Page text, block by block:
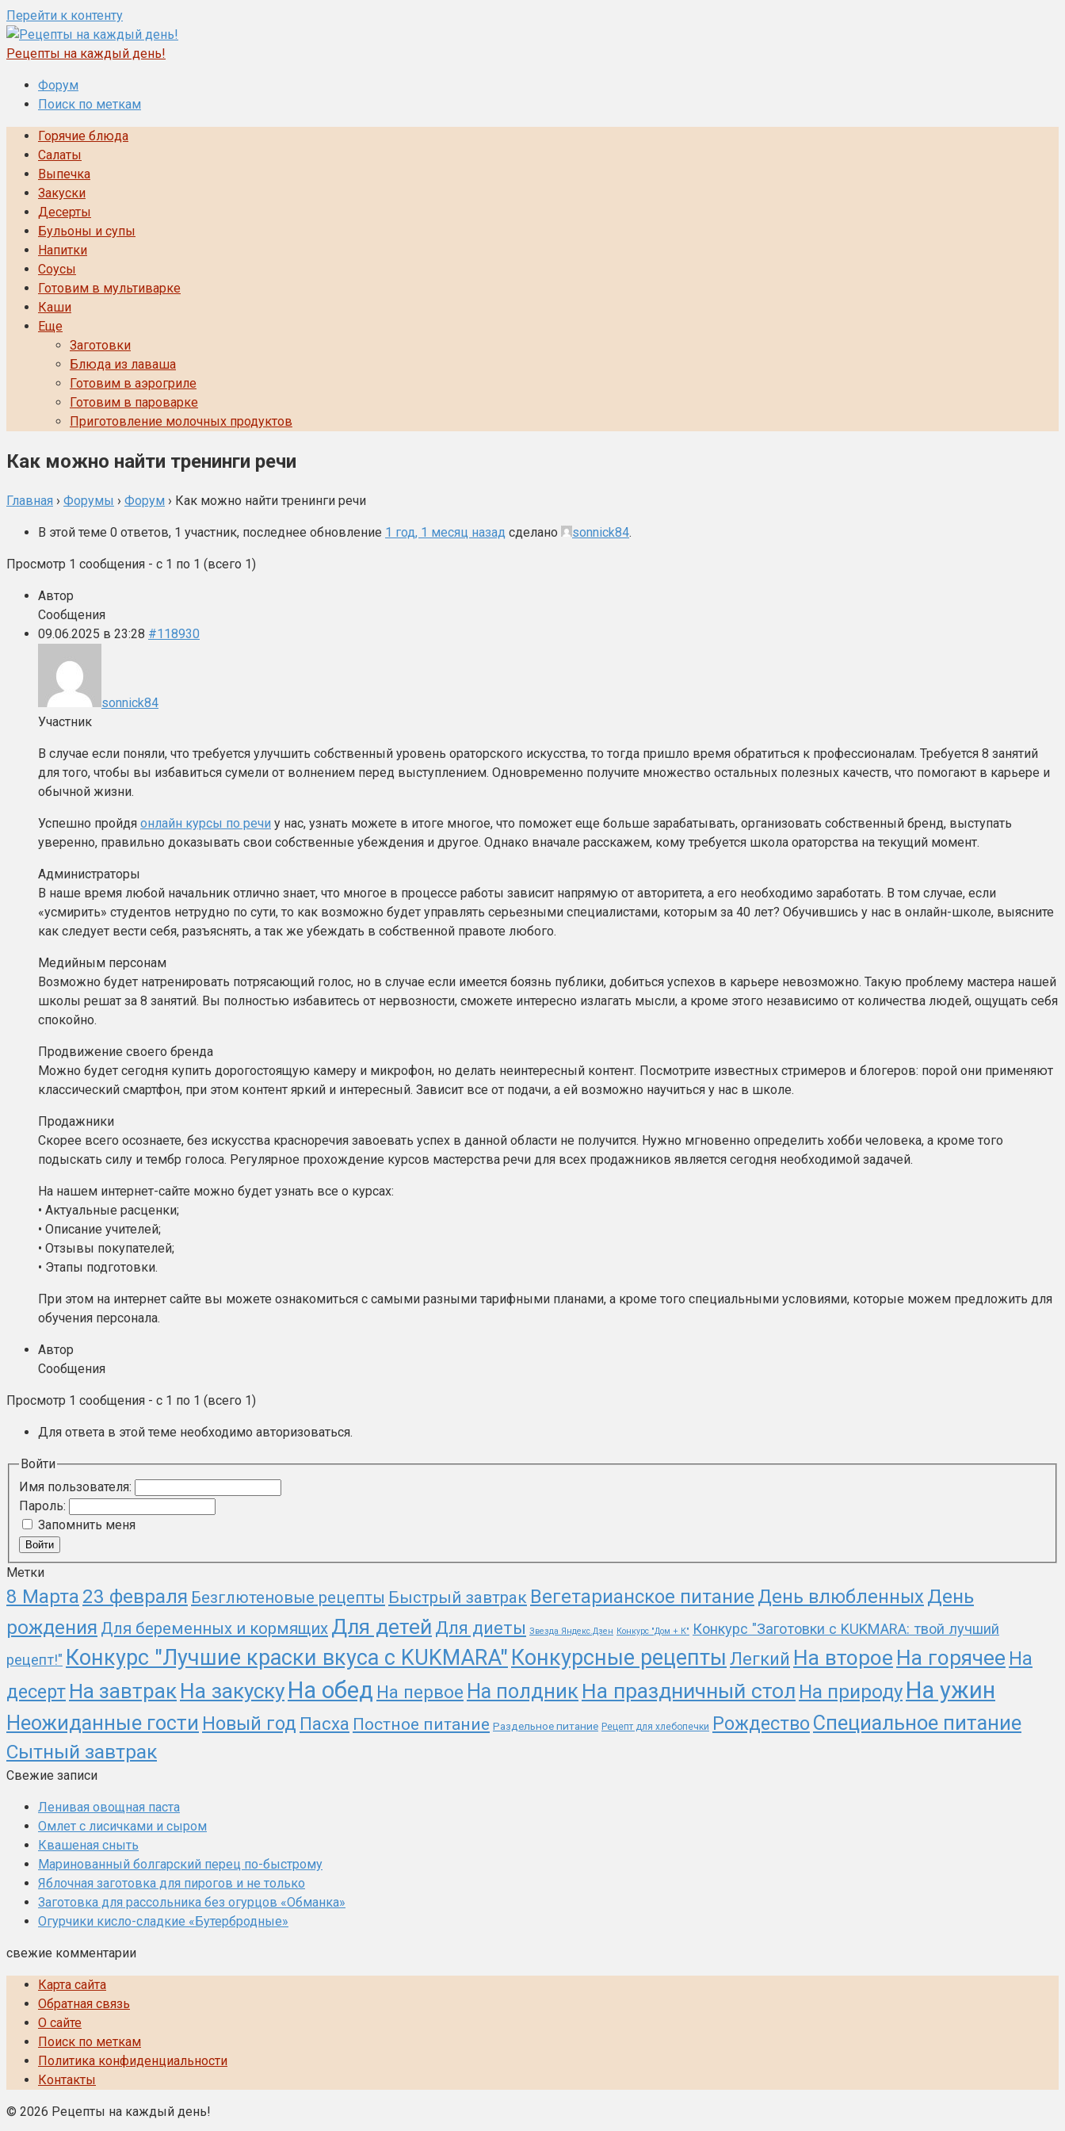
Перейти к контенту
Рецепты на каждый день!
Форум
Поиск по меткам
Горячие блюда
Салаты
Выпечка
Закуски
Десерты
Бульоны и супы
Напитки
Соусы
Готовим в мультиварке
Каши
Еще
Заготовки
Блюда из лаваша
Готовим в аэрогриле
Готовим в пароварке
Приготовление молочных продуктов
Как можно найти тренинги речи
Главная › Форумы › Форум › Как можно найти тренинги речи
В этой теме 0 ответов, 1 участник, последнее обновление 1 год, 1 месяц назад сделано sonnick84.
Просмотр 1 сообщения - с 1 по 1 (всего 1)
Автор
Сообщения
09.06.2025 в 23:28 #118930
sonnick84
Участник
В случае если поняли, что требуется улучшить собственный уровень ораторского искусства, то тогда пришло время обратиться к профессионалам. Требуется 8 занятий
для того, чтобы вы избавиться сумели от волнением перед выступлением. Одновременно получите множество остальных полезных качеств, что помогают в карьере и
обычной жизни.
Успешно пройдя онлайн курсы по речи у нас, узнать можете в итоге многое, что поможет еще больше зарабатывать, организовать собственный бренд, выступать
уверенно, правильно доказывать свои собственные убеждения и другое. Однако вначале расскажем, кому требуется школа ораторства на текущий момент.
Администраторы
В наше время любой начальник отлично знает, что многое в процессе работы зависит напрямую от авторитета, а его необходимо заработать. В том случае, если
«усмирить» студентов нетрудно по сути, то как возможно будет управлять серьезными специалистами, которым за 40 лет? Обучившись у нас в онлайн-школе, выясните
как следует вести себя, разъяснять, а так же убеждать в собственной правоте любого.
Медийным персонам
Возможно будет натренировать потрясающий голос, но в случае если имеется боязнь публики, добиться успехов в карьере невозможно. Такую проблему мастера нашей
школы решат за 8 занятий. Вы полностью избавитесь от нервозности, сможете интересно излагать мысли, а кроме этого независимо от количества людей, ощущать себя
спокойно.
Продвижение своего бренда
Можно будет сегодня купить дорогостоящую камеру и микрофон, но делать неинтересный контент. Посмотрите известных стримеров и блогеров: порой они применяют
классический смартфон, при этом контент яркий и интересный. Зависит все от подачи, а ей возможно научиться у нас в школе.
Продажники
Скорее всего осознаете, без искусства красноречия завоевать успех в данной области не получится. Нужно мгновенно определить хобби человека, а кроме того
подыскать силу и тембр голоса. Регулярное прохождение курсов мастерства речи для всех продажников является сегодня необходимой задачей.
На нашем интернет-сайте можно будет узнать все о курсах:
• Актуальные расценки;
• Описание учителей;
• Отзывы покупателей;
• Этапы подготовки.
При этом на интернет сайте вы можете ознакомиться с самыми разными тарифными планами, а кроме того специальными условиями, которые можем предложить для
обучения персонала.
Автор
Сообщения
Просмотр 1 сообщения - с 1 по 1 (всего 1)
Для ответа в этой теме необходимо авторизоваться.
Войти
Имя пользователя:
Пароль:
Запомнить меня
Войти
Метки
8 Марта 23 февраля Безглютеновые рецепты Быстрый завтрак Вегетарианское питание День влюбленных День
рождения Для беременных и кормящих Для детей Для диеты Звезда Яндекс.Дзен Конкурс "Дом + К" Конкурс "Заготовки с KUKMARA: твой лучший
рецепт!" Конкурс "Лучшие краски вкуса с KUKMARA" Конкурсные рецепты Легкий На второе На горячее На
десерт На завтрак На закуску На обед На первое На полдник На праздничный стол На природу На ужин
Неожиданные гости Новый год Пасха Постное питание Раздельное питание Рецепт для хлебопечки Рождество Специальное питание
Сытный завтрак
Свежие записи
Ленивая овощная паста
Омлет с лисичками и сыром
Квашеная сныть
Маринованный болгарский перец по-быстрому
Яблочная заготовка для пирогов и не только
Заготовка для рассольника без огурцов «Обманка»
Огурчики кисло-сладкие «Бутербродные»
свежие комментарии
Карта сайта
Обратная связь
О сайте
Поиск по меткам
Политика конфиденциальности
Контакты
© 2026 Рецепты на каждый день!